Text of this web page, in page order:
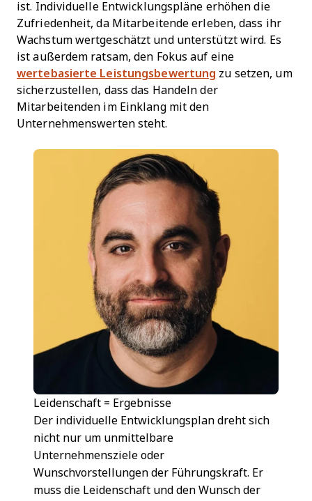
ist. Individuelle Entwicklungspläne erhöhen die
Zufriedenheit, da Mitarbeitende erleben, dass ihr
Wachstum wertgeschätzt und unterstützt wird. Es
ist außerdem ratsam, den Fokus auf eine
wertebasierte Leistungsbewertung zu setzen, um
sicherzustellen, dass das Handeln der
Mitarbeitenden im Einklang mit den
Unternehmenswerten steht.
Leidenschaft = Ergebnisse
Der individuelle Entwicklungsplan dreht sich
nicht nur um unmittelbare
Unternehmensziele oder
Wunschvorstellungen der Führungskraft. Er
muss die Leidenschaft und den Wunsch der